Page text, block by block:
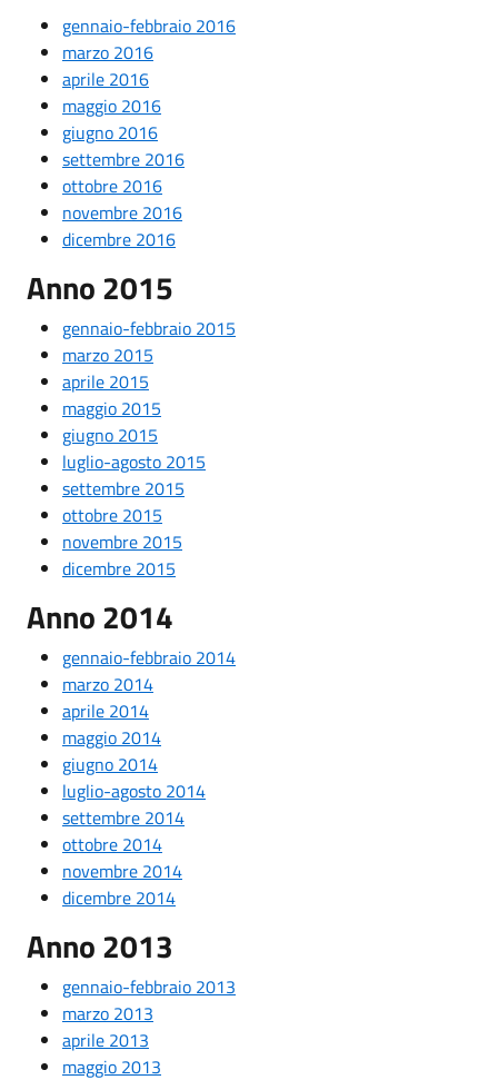
gennaio-febbraio 2016
marzo 2016
aprile 2016
maggio 2016
giugno 2016
settembre 2016
ottobre 2016
novembre 2016
dicembre 2016
Anno 2015
gennaio-febbraio 2015
marzo 2015
aprile 2015
maggio 2015
giugno 2015
luglio-agosto 2015
settembre 2015
ottobre 2015
novembre 2015
dicembre 2015
Anno 2014
gennaio-febbraio 2014
marzo 2014
aprile 2014
maggio 2014
giugno 2014
luglio-agosto 2014
settembre 2014
ottobre 2014
novembre 2014
dicembre 2014
Anno 2013
gennaio-febbraio 2013
marzo 2013
aprile 2013
maggio 2013